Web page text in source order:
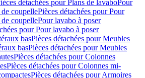
détachées pour Plans de lavaboPour
coupellePièces détachées pour Pour
coupellePour lavabo à poser
pour Pour lavabo à poser
basPièces détachées pour Meubles
basPièces détachées pour Meubles
Pièces détachées pour Colonnes
Pièces détachées pour Colonnes mi-
Pièces détachées pour Armoires